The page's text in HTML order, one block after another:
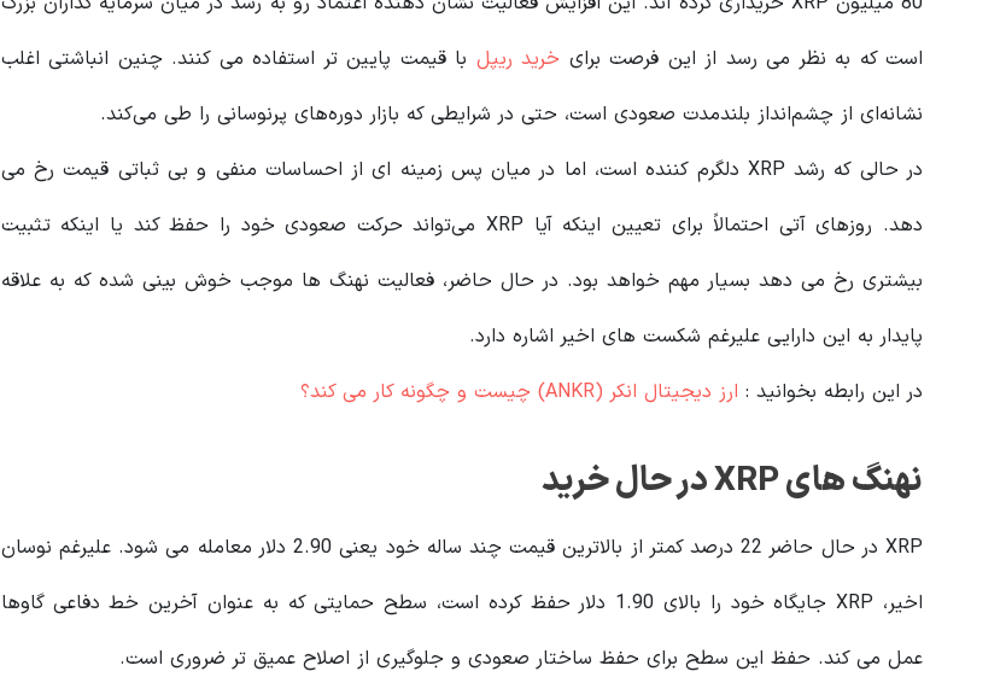
است که به نظر می رسد از این فرصت برای خرید ریپل با قیمت پایین تر استفاده می کنند. چنین انباشتی اغلب
نشانه‌ای از چشم‌انداز بلندمدت صعودی است، حتی در شرایطی که بازار دوره‌های پرنوسانی را طی می‌کند.
در حالی که رشد XRP دلگرم کننده است، اما در میان پس زمینه ای از احساسات منفی و بی ثباتی قیمت رخ می
دهد. روزهای آتی احتمالاً برای تعیین اینکه آیا XRP می‌تواند حرکت صعودی خود را حفظ کند یا اینکه تثبیت
بیشتری رخ می دهد بسیار مهم خواهد بود. در حال حاضر، فعالیت نهنگ ها موجب خوش بینی شده که به علاقه
پایدار به این دارایی علیرغم شکست های اخیر اشاره دارد.
در این رابطه بخوانید‌ : ارز دیجیتال انکر (ANKR) چیست و چگونه کار می کند؟
نهنگ های XRP در حال خرید
XRP در حال حاضر 22 درصد کمتر از بالاترین قیمت چند ساله خود یعنی 2.90 دلار معامله می شود. علیرغم نوسان
اخیر، XRP جایگاه خود را بالای 1.90 دلار حفظ کرده است، سطح حمایتی که به عنوان آخرین خط دفاعی گاوها
عمل می کند. حفظ این سطح برای حفظ ساختار صعودی و جلوگیری از اصلاح عمیق تر ضروری است.